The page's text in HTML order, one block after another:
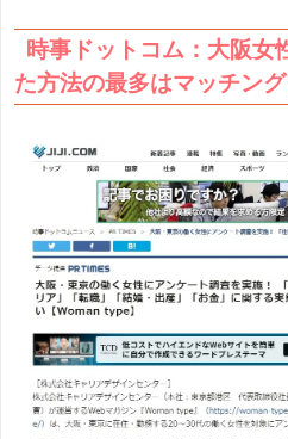
時事ドットコム：大阪女
た方法の最多はマッチング